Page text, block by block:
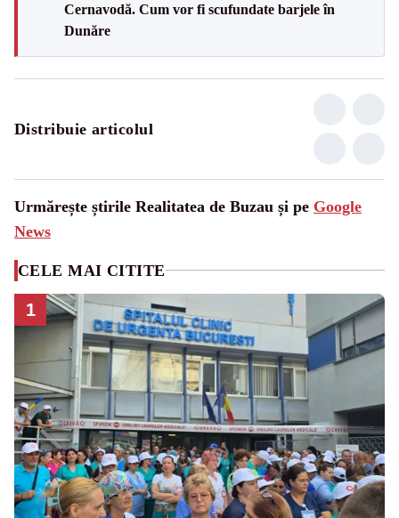
Cernavodă. Cum vor fi scufundate barjele în
Dunăre
Distribuie articolul
Urmărește știrile Realitatea de Buzau și pe Google
News
CELE MAI CITITE
1